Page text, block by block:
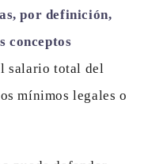
por definición,
conceptos
salario total del
mínimos legales o